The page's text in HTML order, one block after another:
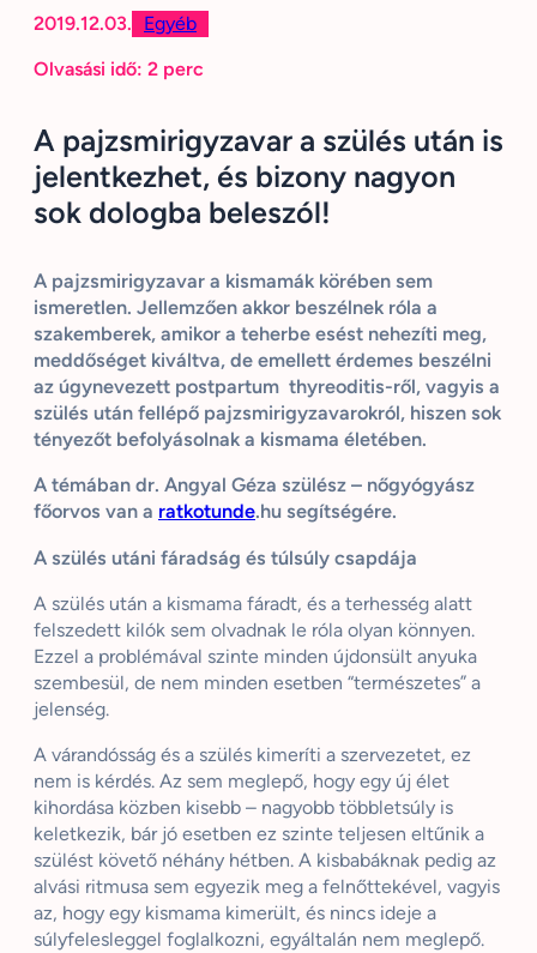
2019.12.03.
Egyéb
Olvasási idő: 2 perc
A pajzsmirigyzavar a szülés után is
jelentkezhet, és bizony nagyon
sok dologba beleszól!
A pajzsmirigyzavar a kismamák körében sem
ismeretlen. Jellemzően akkor beszélnek róla a
szakemberek, amikor a teherbe esést nehezíti meg,
meddőséget kiváltva, de emellett érdemes beszélni
az úgynevezett postpartum thyreoditis-ről, vagyis a
szülés után fellépő pajzsmirigyzavarokról, hiszen sok
tényezőt befolyásolnak a kismama életében.
A témában dr. Angyal Géza szülész – nőgyógyász
főorvos van a ratkotunde.hu segítségére.
A szülés utáni fáradság és túlsúly csapdája
A szülés után a kismama fáradt, és a terhesség alatt
felszedett kilók sem olvadnak le róla olyan könnyen.
Ezzel a problémával szinte minden újdonsült anyuka
szembesül, de nem minden esetben “természetes” a
jelenség.
A várandósság és a szülés kimeríti a szervezetet, ez
nem is kérdés. Az sem meglepő, hogy egy új élet
kihordása közben kisebb – nagyobb többletsúly is
keletkezik, bár jó esetben ez szinte teljesen eltűnik a
szülést követő néhány hétben. A kisbabáknak pedig az
alvási ritmusa sem egyezik meg a felnőttekével, vagyis
az, hogy egy kismama kimerült, és nincs ideje a
súlyfelesleggel foglalkozni, egyáltalán nem meglepő.